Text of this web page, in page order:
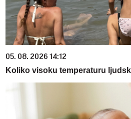
05. 08. 2026 14:12
Koliko visoku temperaturu